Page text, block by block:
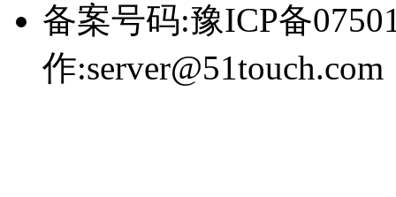
备案号码:豫ICP备
作:server@51touch.com